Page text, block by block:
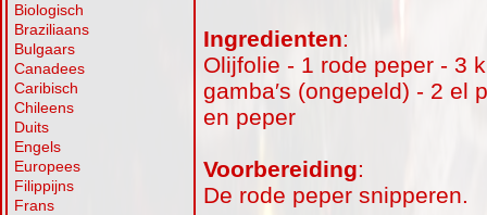
Biologisch
Braziliaans
Bulgaars
Canadees
Caribisch
Chileens
Duits
Engels
Europees
Filippijns
Frans
Ingredienten:
Olijfolie - 1 rode peper - 3
gamba′s (ongepeld) - 2 el
en peper
Voorbereiding:
De rode peper snipperen.